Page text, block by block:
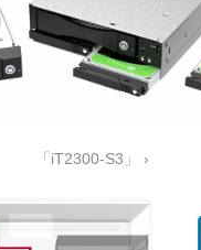
「iT2300-S3」 ›